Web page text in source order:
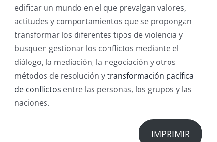
edificar un mundo en el que prevalgan valores,
actitudes y comportamientos que se propongan
transformar los diferentes tipos de violencia y
busquen gestionar los conflictos mediante el
diálogo, la mediación, la negociación y otros
métodos de resolución ytransformación pacífica
de conflictos entre las personas, los grupos y las
naciones.
IMPRIMIR